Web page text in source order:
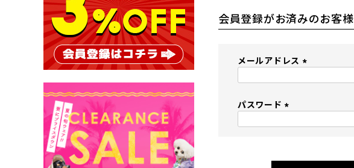
会員登録がお済みのお客様
メールアドレス
パスワード
)